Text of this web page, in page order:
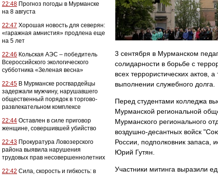
22:48 Прогноз погоды в Мурманске
на 8 августа
22:47 Хорошая новость для северян:
«гаражная амнистия» продлена еще
на 5 лет
22:46 Кольская АЭС – победитель
Всероссийского экологического
субботника «Зеленая весна»
22:45 В Мурманске росгвардейцы
задержали мужчину, нарушавшего
общественный порядок в торгово-
развлекательном комплексе
22:44 Оставлен в силе приговор
женщине, совершившей убийство
22:43 Прокуратура Ловозерского
района выявила нарушения
трудовых прав несовершеннолетних
22:42 Сила, скорость и гибкость: в
3 сентября в Мурманском
солидарности в борьбе с
всех террористических актов,
выполнении служебного долга.
Перед студентами колледжа
Мурманской региональной
Мурманского регионального
воздушно-десантных войск
России, подполковник запаса,
Юрий Гутян.
Участники митинга выразили